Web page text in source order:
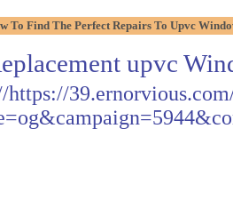
To Find The Perfect Repairs To Upvc
upvc
https://